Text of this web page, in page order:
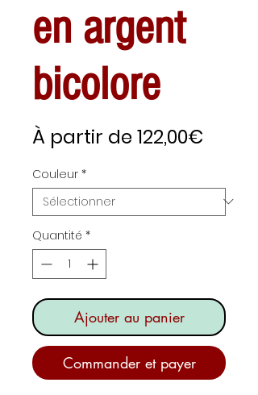
en argent
bicolore
À partir de 122,00€
Couleur *
Quantité *
Ajouter au panier
Commander et payer